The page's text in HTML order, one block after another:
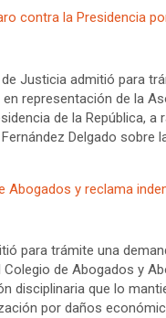
contra la Presidencia
Justicia admitió para
representación de la
de la República, a
Delgado sobre
Abogados y reclama
para trámite una
de Abogados y
disciplinaria que lo
por daños